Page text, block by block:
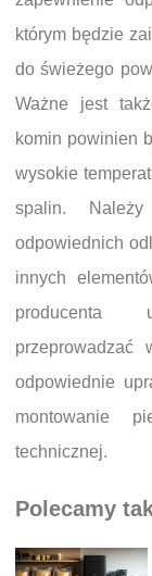
którym będzie
do świeżego
Ważne jest
komin powinien
wysokie
spalin.
odpowiednich
innych
producenta
przeprowadzać
odpowiednie
montowanie
technicznej.
Polecamy